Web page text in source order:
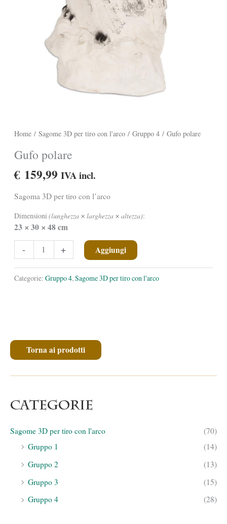
Torna ai prodotti
Categorie
Sagome 3D per tiro con l'arco
(70)
Gruppo 1
(14)
Gruppo 2
(13)
Gruppo 3
(15)
Gruppo 4
(28)
Home/ Sagome 3D per tiro con l'arco/ Gruppo 4/ Gufo polare
Gufo polare
€ 159,99 IVA incl.
Sagoma 3D per tiro con l’arco
Dimensioni (lunghezza ✕ larghezza ✕ altezza):
23 ✕ 30 ✕ 48 cm
-
polare
+ Aggiungi
Categorie: Gruppo 4,Sagome 3D per tiro con l'arco